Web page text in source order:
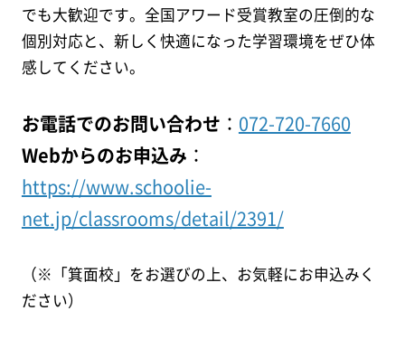
でも大歓迎です。全国アワード受賞教室の圧倒的な
個別対応と、新しく快適になった学習環境をぜひ体
感してください。
お電話でのお問い合わせ ： 072-720-7660
Webからのお申込み ：
https://www.schoolie-
net.jp/classrooms/detail/2391/
（※「箕面校」をお選びの上、お気軽にお申込みく
ださい）